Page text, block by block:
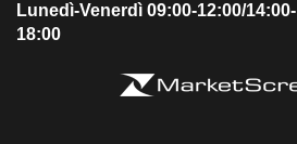
Lunedì-Venerdì 09:00-12:00/14:00-
18:00